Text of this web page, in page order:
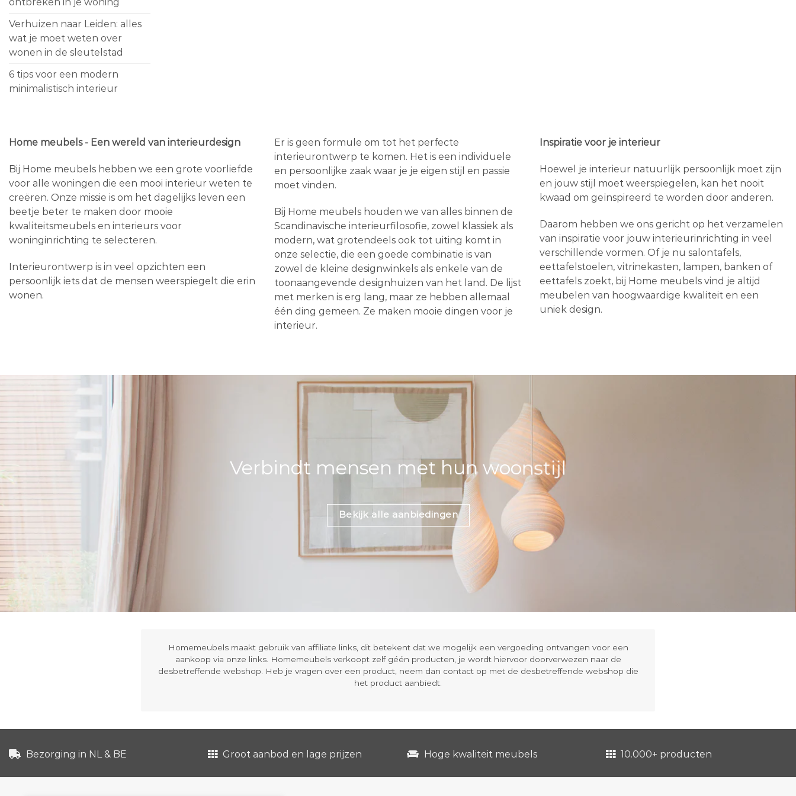
Verhuizen naar Leiden: alles
wat je moet weten over
wonen in de sleutelstad
6 tips voor een modern
minimalistisch interieur
Home meubels - Een wereld van interieurdesign
Bij Home meubels hebben we een grote voorliefde
voor alle woningen die een mooi interieur weten te
creëren. Onze missie is om het dagelijks leven een
beetje beter te maken door mooie
kwaliteitsmeubels en interieurs voor
woninginrichting te selecteren.
Interieurontwerp is in veel opzichten een
persoonlijk iets dat de mensen weerspiegelt die erin
wonen.
Er is geen formule om tot het perfecte
interieurontwerp te komen. Het is een individuele
en persoonlijke zaak waar je je eigen stijl en passie
moet vinden.
Bij Home meubels houden we van alles binnen de
Scandinavische interieurfilosofie, zowel klassiek als
modern, wat grotendeels ook tot uiting komt in
onze selectie, die een goede combinatie is van
zowel de kleine designwinkels als enkele van de
toonaangevende designhuizen van het land. De lijst
met merken is erg lang, maar ze hebben allemaal
één ding gemeen. Ze maken mooie dingen voor je
interieur.
Inspiratie voor je interieur
Hoewel je interieur natuurlijk persoonlijk moet zijn
en jouw stijl moet weerspiegelen, kan het nooit
kwaad om geïnspireerd te worden door anderen.
Daarom hebben we ons gericht op het verzamelen
van inspiratie voor jouw interieurinrichting in veel
verschillende vormen. Of je nu salontafels,
eettafelstoelen, vitrinekasten, lampen, banken of
eettafels zoekt, bij Home meubels vind je altijd
meubelen van hoogwaardige kwaliteit en een
uniek design.
Verbindt mensen met hun woonstijl
Bekijk alle aanbiedingen
Homemeubels maakt gebruik van affiliate links, dit betekent dat we mogelijk een vergoeding ontvangen voor een
aankoop via onze links. Homemeubels verkoopt zelf géén producten, je wordt hiervoor doorverwezen naar de
desbetreffende webshop. Heb je vragen over een product, neem dan contact op met de desbetreffende webshop die
het product aanbiedt.
Bezorging in NL & BE Groot aanbod en lage prijzen Hoge kwaliteit meubels 10.000+ producten